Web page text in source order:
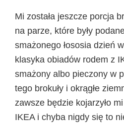
Mi została jeszcze porcja
na parze, które były
smażonego łososia dzień
klasyka obiadów rodem z
smażony albo pieczony w
tego brokuły i okrągłe
zawsze będzie kojarzyło
IKEA i chyba nigdy się to